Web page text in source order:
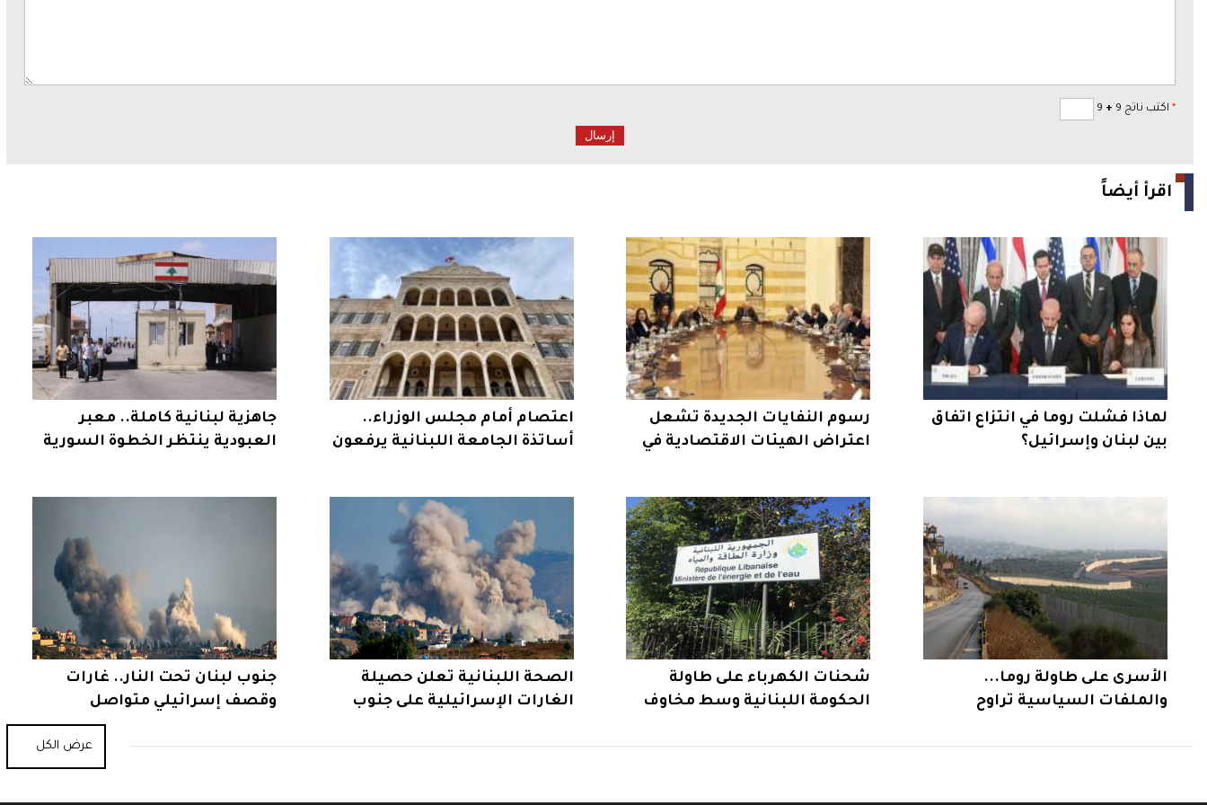
* اكتب ناتج 9 +
اقرأ أيضاً
لماذا فشلت روما في انتزاع اتفاق
بين لبنان وإسرائيل؟
رسوم النفايات الجديدة تشعل
اعتراض الهيئات الاقتصادية في
اعتصام أمام مجلس الوزراء..
أساتذة الجامعة اللبنانية يرفعون
جاهزية لبنانية كاملة.. معبر
العبودية ينتظر الخطوة السورية
الأسرى على طاولة روما...
والملفات السياسية تراوح
شحنات الكهرباء على طاولة
الحكومة اللبنانية وسط مخاوف
الصحة اللبنانية تعلن حصيلة
الغارات الإسرائيلية على جنوب
جنوب لبنان تحت النار.. غارات
وقصف إسرائيلي متواصل
عرض الكل